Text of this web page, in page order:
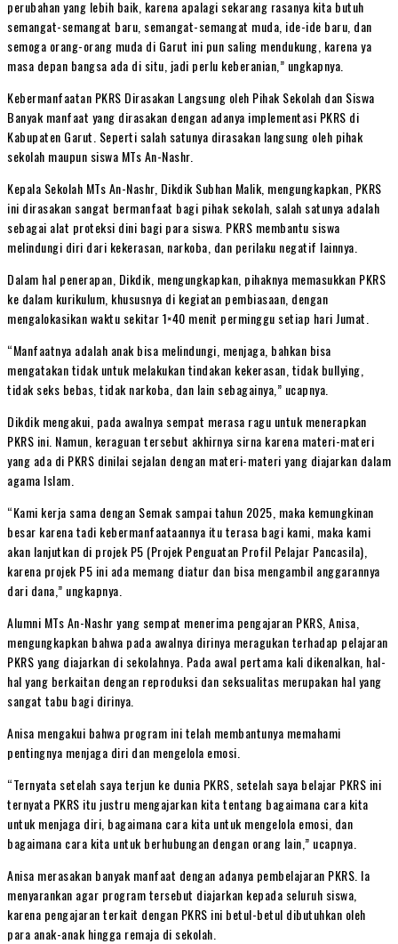
perubahan yang lebih baik, karena apalagi sekarang rasanya kita butuh
semangat-semangat baru, semangat-semangat muda, ide-ide baru, dan
semoga orang-orang muda di Garut ini pun saling mendukung, karena ya
masa depan bangsa ada di situ, jadi perlu keberanian,” ungkapnya.
Kebermanfaatan PKRS Dirasakan Langsung oleh Pihak Sekolah dan Siswa
Banyak manfaat yang dirasakan dengan adanya implementasi PKRS di
Kabupaten Garut. Seperti salah satunya dirasakan langsung oleh pihak
sekolah maupun siswa MTs An-Nashr.
Kepala Sekolah MTs An-Nashr, Dikdik Subhan Malik, mengungkapkan, PKRS
ini dirasakan sangat bermanfaat bagi pihak sekolah, salah satunya adalah
sebagai alat proteksi dini bagi para siswa. PKRS membantu siswa
melindungi diri dari kekerasan, narkoba, dan perilaku negatif lainnya.
Dalam hal penerapan, Dikdik, mengungkapkan, pihaknya memasukkan PKRS
ke dalam kurikulum, khususnya di kegiatan pembiasaan, dengan
mengalokasikan waktu sekitar 1×40 menit perminggu setiap hari Jumat.
“Manfaatnya adalah anak bisa melindungi, menjaga, bahkan bisa
mengatakan tidak untuk melakukan tindakan kekerasan, tidak bullying,
tidak seks bebas, tidak narkoba, dan lain sebagainya,” ucapnya.
Dikdik mengakui, pada awalnya sempat merasa ragu untuk menerapkan
PKRS ini. Namun, keraguan tersebut akhirnya sirna karena materi-materi
yang ada di PKRS dinilai sejalan dengan materi-materi yang diajarkan dalam
agama Islam.
“Kami kerja sama dengan Semak sampai tahun 2025, maka kemungkinan
besar karena tadi kebermanfaataannya itu terasa bagi kami, maka kami
akan lanjutkan di projek P5 (Projek Penguatan Profil Pelajar Pancasila),
karena projek P5 ini ada memang diatur dan bisa mengambil anggarannya
dari dana,” ungkapnya.
Alumni MTs An-Nashr yang sempat menerima pengajaran PKRS, Anisa,
mengungkapkan bahwa pada awalnya dirinya meragukan terhadap pelajaran
PKRS yang diajarkan di sekolahnya. Pada awal pertama kali dikenalkan, hal-
hal yang berkaitan dengan reproduksi dan seksualitas merupakan hal yang
sangat tabu bagi dirinya.
Anisa mengakui bahwa program ini telah membantunya memahami
pentingnya menjaga diri dan mengelola emosi.
“Ternyata setelah saya terjun ke dunia PKRS, setelah saya belajar PKRS ini
ternyata PKRS itu justru mengajarkan kita tentang bagaimana cara kita
untuk menjaga diri, bagaimana cara kita untuk mengelola emosi, dan
bagaimana cara kita untuk berhubungan dengan orang lain,” ucapnya.
Anisa merasakan banyak manfaat dengan adanya pembelajaran PKRS. Ia
menyarankan agar program tersebut diajarkan kepada seluruh siswa,
karena pengajaran terkait dengan PKRS ini betul-betul dibutuhkan oleh
para anak-anak hingga remaja di sekolah.